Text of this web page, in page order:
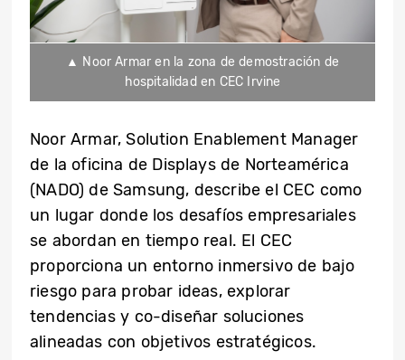
▲ Noor Armar en la zona de demostración de
hospitalidad en CEC Irvine
Noor Armar, Solution Enablement Manager
de la oficina de Displays de Norteamérica
(NADO) de Samsung, describe el CEC como
un lugar donde los desafíos empresariales
se abordan en tiempo real. El CEC
proporciona un entorno inmersivo de bajo
riesgo para probar ideas, explorar
tendencias y co-diseñar soluciones
alineadas con objetivos estratégicos.